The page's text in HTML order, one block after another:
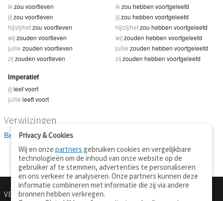
ik zou voortleven
jijzou voortleven
hij/zij/hetzou voortleven
wijzouden voortleven
jullie zouden voortleven
zijzouden voortleven
ik zou hebben voortgeleefd
jijzou hebben voortgeleefd
hij/zij/hetzou hebben voortgeleefd
wijzouden hebben voortgeleefd
jullie zouden hebben voortgeleefd
zijzouden hebben voortgeleefd
Imperatief
jijleef voort
jullie leeft voort
Verwijzingen
Bekijk 1 definitie(s) van voortleven
VERTALEN.NU
Privacy & Cookies
Wij en onzepartners gebruiken cookies en vergelijkbare
technologieën om de inhoud van onze website op de
gebruiker af te stemmen, advertenties te personaliseren
en ons verkeer te analyseren. Onze partners kunnen deze
informatie combineren met informatie die zij via andere
bronnen hebben verkregen.